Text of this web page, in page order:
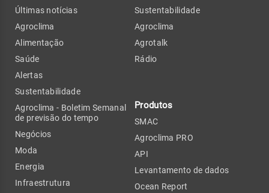
Últimas notícias
Agroclima
Alimentação
Saúde
Alertas
Sustentabilidade
Agroclima - Boletim Semanal
de previsão do tempo
Negócios
Moda
Energia
Infraestrutura
Sustentabilidade
Agroclima
Agrotalk
Rádio
Produtos
SMAC
Agroclima PRO
API
Levantamento de dados
Ocean Report